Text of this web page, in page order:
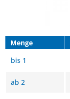
Menge
bis 1
ab 2